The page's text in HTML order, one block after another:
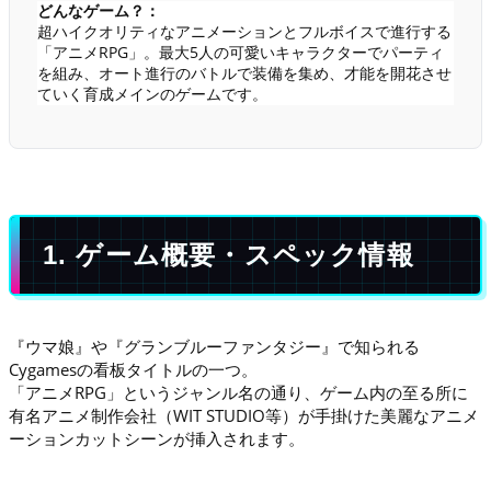
どんなゲーム？：
超ハイクオリティなアニメーションとフルボイスで進行する
「アニメRPG」。最大5人の可愛いキャラクターでパーティ
を組み、オート進行のバトルで装備を集め、才能を開花させ
ていく育成メインのゲームです。
1. ゲーム概要・スペック情報
『ウマ娘』や『グランブルーファンタジー』で知られる
Cygamesの看板タイトルの一つ。
「アニメRPG」というジャンル名の通り、ゲーム内の至る所に
有名アニメ制作会社（WIT STUDIO等）が手掛けた美麗なアニメ
ーションカットシーンが挿入されます。